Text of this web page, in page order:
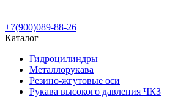
+7(900)089-88-26
Каталог
Гидроцилиндры
Металлорукава
Резино-жгутовые оси
Рукава высокого давления ЧКЗ